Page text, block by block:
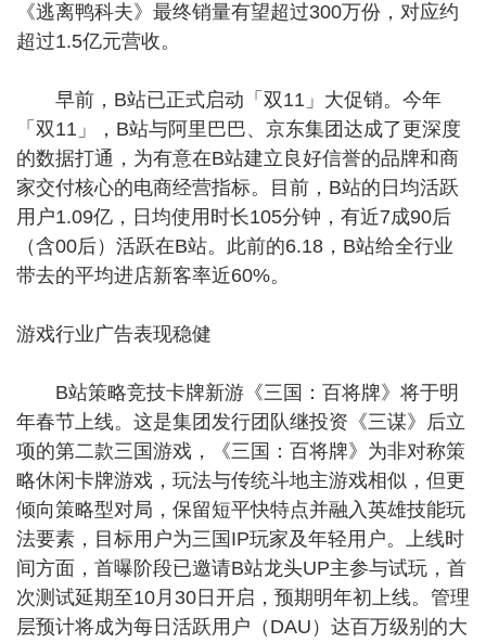
《逃离鸭科夫》最终销量有望超过300万份，对应约
超过1.5亿元营收。
早前，B站已正式启动「双11」大促销。今年
「双11」，B站与阿里巴巴、京东集团达成了更深度
的数据打通，为有意在B站建立良好信誉的品牌和商
家交付核心的电商经营指标。目前，B站的日均活跃
用户1.09亿，日均使用时长105分钟，有近7成90后
（含00后）活跃在B站。此前的6.18，B站给全行业
带去的平均进店新客率近60%。
游戏行业广告表现稳健
B站策略竞技卡牌新游《三国：百将牌》将于明
年春节上线。这是集团发行团队继投资《三谋》后立
项的第二款三国游戏，《三国：百将牌》为非对称策
略休闲卡牌游戏，玩法与传统斗地主游戏相似，但更
倾向策略型对局，保留短平快特点并融入英雄技能玩
法要素，目标用户为三国IP玩家及年轻用户。上线时
间方面，首曝阶段已邀请B站龙头UP主参与试玩，首
次测试延期至10月30日开启，预期明年初上线。管理
层预计将成为每日活跃用户（DAU）达百万级别的大